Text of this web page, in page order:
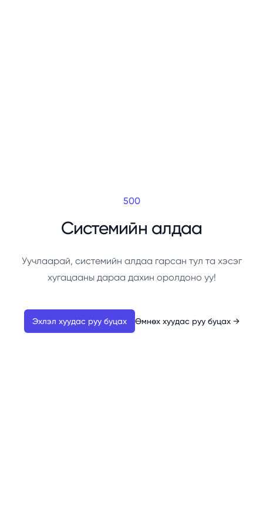
500
Системийн алдаа
Уучлаарай, системийн алдаа гарсан тул та хэсэг
хугацааны дараа дахин оролдоно уу!
Эхлэл хуудас руу буцах Өмнөх хуудас руу буцах →